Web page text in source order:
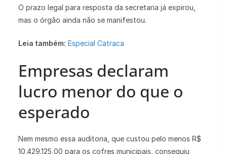
O prazo legal para resposta da secretaria já expirou,
mas o órgão ainda não se manifestou.
Leia também: Especial Catraca
Empresas declaram
lucro menor do que o
esperado
Nem mesmo essa auditoria, que custou pelo menos R$
10.429.125,00 para os cofres municipais, conseguiu